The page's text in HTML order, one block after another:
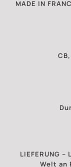
MADE IN
LIEFERUNG
Welt an